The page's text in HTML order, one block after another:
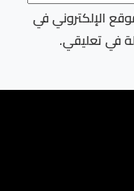
الإلكتروني في
في تعليقي.